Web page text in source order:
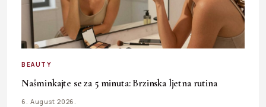
BEAUTY
Našminkajte se za 5 minuta: Brzinska ljetna rutina
6. August 2026.